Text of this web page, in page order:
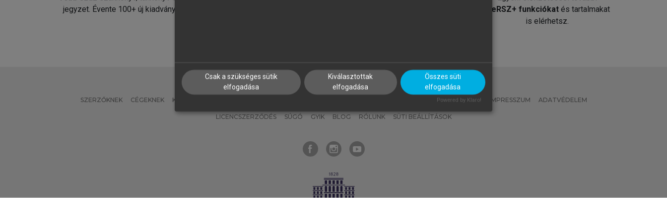
jegyzet. Évente 100+ új kiadvány.
MeRSZ+ funkciókat és tartalmakat
is elérhetsz.
SZERZŐKNEK CÉGEKNEK KÖNYVTÁROSOKNAK MI – ÁLTALÁNOS IRÁNYELVEK IMPRESSZUM ADATVÉDELEM
LICENCSZERZŐDÉS SÚGÓ GYIK BLOG RÓLUNK SÜTI BEÁLLÍTÁSOK
Csak a szükséges sütik
elfogadása
Kiválasztottak
elfogadása
Összes süti
elfogadása
Powered by Klaro!